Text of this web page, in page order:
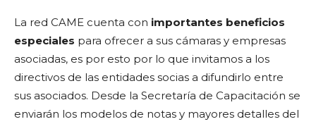
La red CAME cuenta con importantes beneficios
especiales para ofrecer a sus cámaras y empresas
asociadas, es por esto por lo que invitamos a los
directivos de las entidades socias a difundirlo entre
sus asociados. Desde la Secretaría de Capacitación se
enviarán los modelos de notas y mayores detalles del